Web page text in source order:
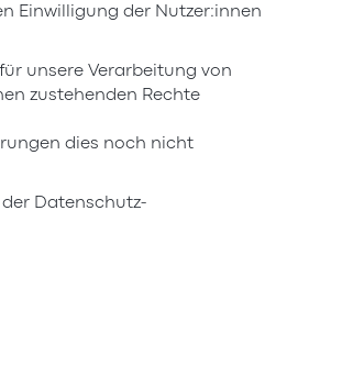
Einwilligung der Nutzer:innen
unsere Verarbeitung von
zustehenden Rechte
dies noch nicht
Datenschutz-